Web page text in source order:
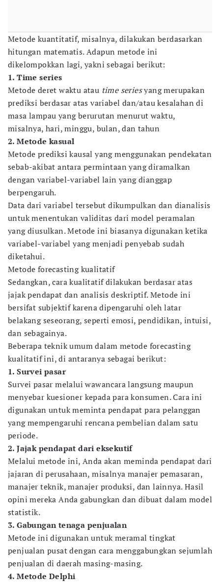
Metode kuantitatif, misalnya, dilakukan berdasarkan
hitungan matematis. Adapun metode ini
dikelompokkan lagi, yakni sebagai berikut:
1. Time series
Metode deret waktu atau time seriesyang merupakan
prediksi berdasar atas variabel dan/atau kesalahan di
masa lampau yang berurutan menurut waktu,
misalnya, hari, minggu, bulan, dan tahun
2. Metode kasual
Metode prediksi kausal yang menggunakan pendekatan
sebab-akibat antara permintaan yang diramalkan
dengan variabel-variabel lain yang dianggap
berpengaruh.
Data dari variabel tersebut dikumpulkan dan dianalisis
untuk menentukan validitas dari model peramalan
yang diusulkan. Metode ini biasanya digunakan ketika
variabel-variabel yang menjadi penyebab sudah
diketahui.
Metode forecasting kualitatif
Sedangkan, cara kualitatif dilakukan berdasar atas
jajak pendapat dan analisis deskriptif. Metode ini
bersifat subjektif karena dipengaruhi oleh latar
belakang seseorang, seperti emosi, pendidikan, intuisi,
dan sebagainya.
Beberapa teknik umum dalam metode forecasting
kualitatif ini, di antaranya sebagai berikut:
1. Survei pasar
Survei pasar melalui wawancara langsung maupun
menyebar kuesioner kepada para konsumen. Cara ini
digunakan untuk meminta pendapat para pelanggan
yang mempengaruhi rencana pembelian dalam satu
periode.
2. Jajak pendapat dari eksekutif
Melalui metode ini, Anda akan meminda pendapat dari
jajaran di perusahaan, misalnya manajer pemasaran,
manajer teknik, manajer produksi, dan lainnya. Hasil
opini mereka Anda gabungkan dan dibuat dalam model
statistik.
3. Gabungan tenaga penjualan
Metode ini digunakan untuk meramal tingkat
penjualan pusat dengan cara menggabungkan sejumlah
penjualan di daerah masing-masing.
4. Metode Delphi